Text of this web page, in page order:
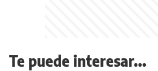
Te puede interesar...